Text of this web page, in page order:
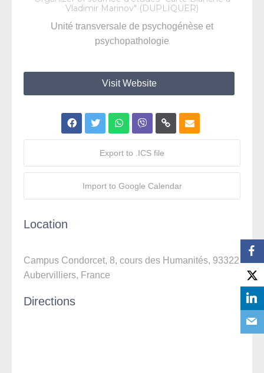
Vladimir Marinov" (DUPLIQUER)
Unité transversale de psychogénèse et
psychopathologie
Visit Website
Export to .ICS file
Import to Google Calendar
Location
Campus Condorcet, 8, cours des Humanités, 93322
Aubervilliers, France
Directions